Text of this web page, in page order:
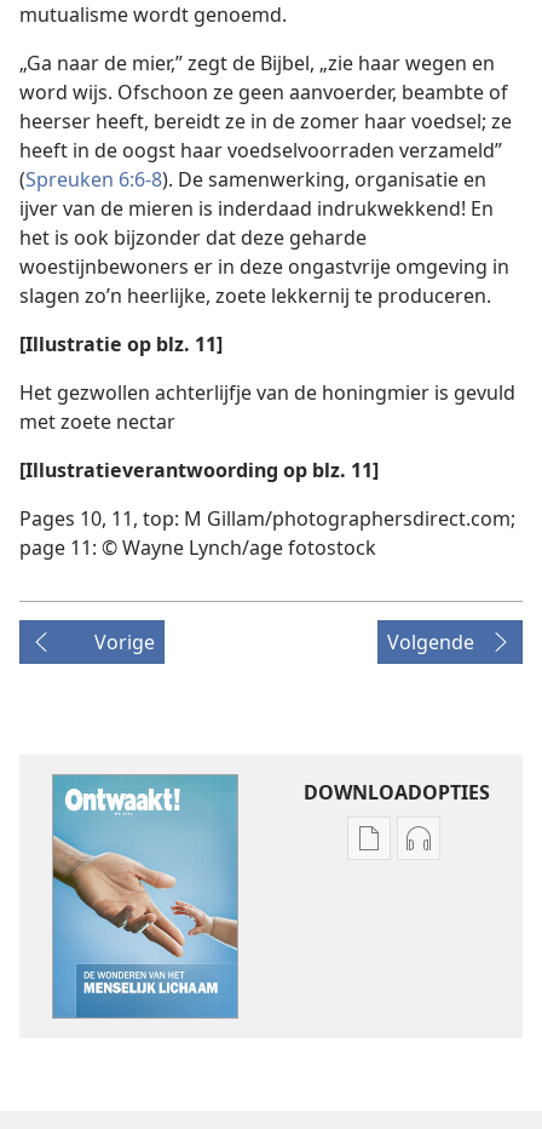
mutualisme wordt genoemd.
„Ga naar de mier,” zegt de Bijbel, „zie haar wegen en
word wijs. Ofschoon ze geen aanvoerder, beambte of
heerser heeft, bereidt ze in de zomer haar voedsel; ze
heeft in de oogst haar voedselvoorraden verzameld”
(Spreuken 6:6-8). De samenwerking, organisatie en
ijver van de mieren is inderdaad indrukwekkend! En
het is ook bijzonder dat deze geharde
woestijnbewoners er in deze ongastvrije omgeving in
slagen zo’n heerlijke, zoete lekkernij te produceren.
[Illustratie op blz. 11]
Het gezwollen achterlijfje van de honingmier is gevuld
met zoete nectar
[Illustratieverantwoording op blz. 11]
Pages 10, 11, top: M Gillam/photographersdirect.com;
page 11: © Wayne Lynch/age fotostock
Vorige Volgende
DOWNLOADOPTIES
Downloadopties